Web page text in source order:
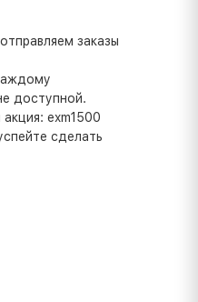
заказы
доступной.
exm1500
сделать